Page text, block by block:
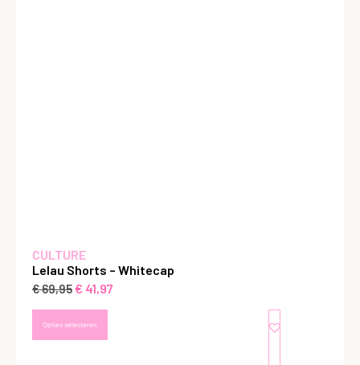
CULTURE
Lelau Shorts – Whitecap
€69,95€ 41,97
Opties selecteren